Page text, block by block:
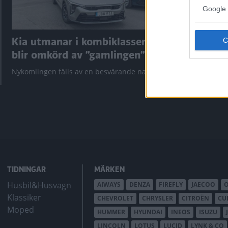
Google
Kia utmanar i kombiklassen –
blir omkörd av ”gamlingen”
Nykomlingen fälls av en besvärande nackdel.
”God
Utbudet av
bZ4X
TIDNINGAR
Husbil&Husvagn
Klassiker
Moped
MÄRKEN
AIWAYS DENZA FIREFLY JAECOO
CHEVROLET
CHRYSLER CITROËN
HUMMER
HYUNDAI INEOS ISUZU
LINCOLN
LOTUS LUCID LYNK & CO